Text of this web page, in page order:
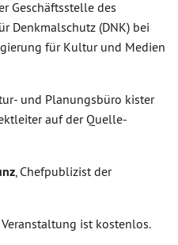
Geschäftsstelle des
Denkmalschutz (DNK) bei
für Kultur und Medien
und Planungsbüro kister
auf der Quelle-
, Chefpublizist der
ist kostenlos.